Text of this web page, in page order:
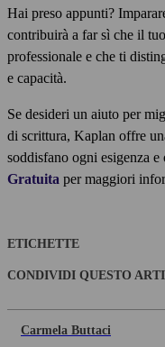
Hai preso appunti?
contribuirà a far sì che il tuo
professionale e che ti
e capacità.
Se desideri un aiuto per
di scrittura, Kaplan offre
soddisfano ogni esigenza e
Gratuita per maggiori
ETICHETTE
CONDIVIDI QUESTO
Carmela Buttaci